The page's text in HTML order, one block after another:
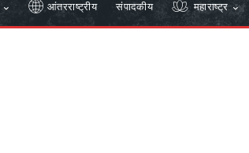
आंतरराष्ट्रीय संपादकीय महाराष्ट्र